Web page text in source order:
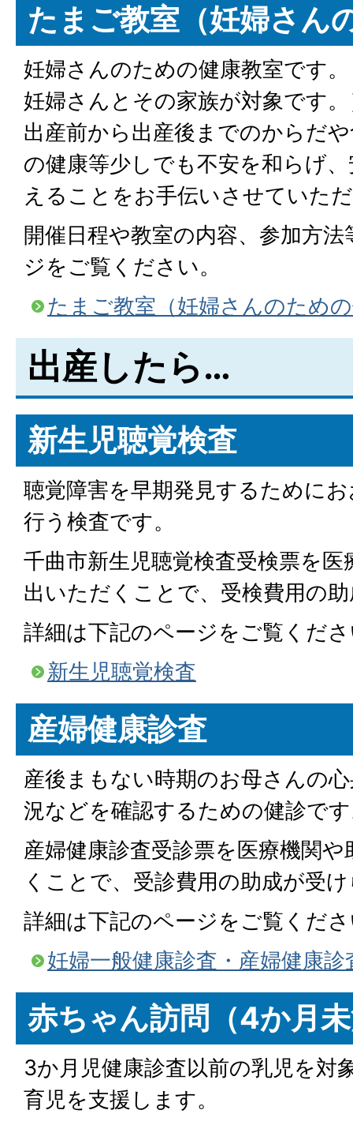
たまご教室（妊婦さん
妊婦さんのための健康教室です
妊婦さんとその家族が対象です
出産前から出産後までのからだ
の健康等少しでも不安を和らげ
えることをお手伝いさせていた
開催日程や教室の内容、参加方
ジをご覧ください。
たまご教室（妊婦さんのため
出産したら…
新生児聴覚検査
聴覚障害を早期発見するために
行う検査です。
千曲市新生児聴覚検査受検票を
出いただくことで、受検費用の
詳細は下記のページをご覧くだ
新生児聴覚検査
産婦健康診査
産後まもない時期のお母さんの
況などを確認するための健診で
産婦健康診査受診票を医療機関
くことで、受診費用の助成が受
詳細は下記のページをご覧くだ
妊婦一般健康診査・産婦健康診
赤ちゃん訪問（4か月
3か月児健康診査以前の乳児を対
育児を支援します。